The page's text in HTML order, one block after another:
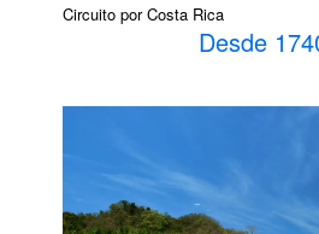
Circuito por Costa Rica
Desde